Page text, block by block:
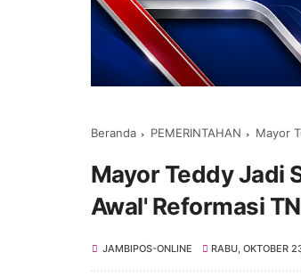
Beranda PEMERINTAHAN Mayor
Mayor Teddy Jadi
Awal' Reformasi
JAMBIPOS-ONLINE RABU, OKTOBER